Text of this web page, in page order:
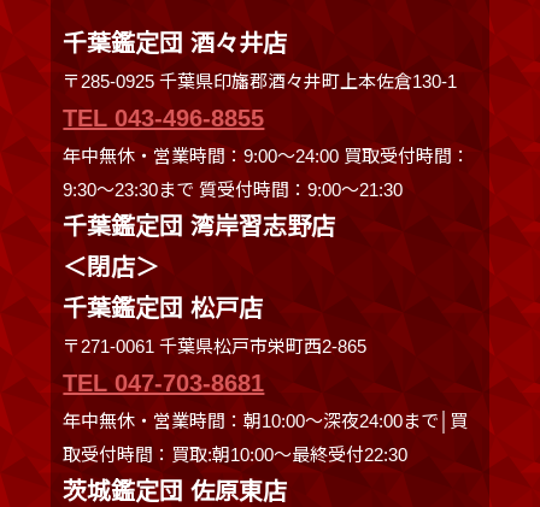
千葉鑑定団 酒々井店
〒285-0925 千葉県印旛郡酒々井町上本佐倉130-1
TEL 043-496-8855
年中無休・営業時間：9:00～24:00 買取受付時間：
9:30〜23:30まで 質受付時間：9:00～21:30
千葉鑑定団 湾岸習志野店
＜閉店＞
千葉鑑定団 松戸店
〒271-0061 千葉県松戸市栄町西2-865
TEL 047-703-8681
年中無休・営業時間：朝10:00～深夜24:00まで│買
取受付時間：買取:朝10:00～最終受付22:30
茨城鑑定団 佐原東店